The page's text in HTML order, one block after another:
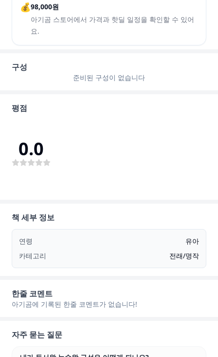
💰98,000원
아기곰 스토어에서 가격과 핫딜 일정을 확인할 수 있어
요.
구성
준비된 구성이 없습니다
평점
0.0
책 세부 정보
연령
유아
카테고리
전래/명작
한줄 코멘트
아기곰에 기록된 한줄 코멘트가 없습니다!
자주 묻는 질문